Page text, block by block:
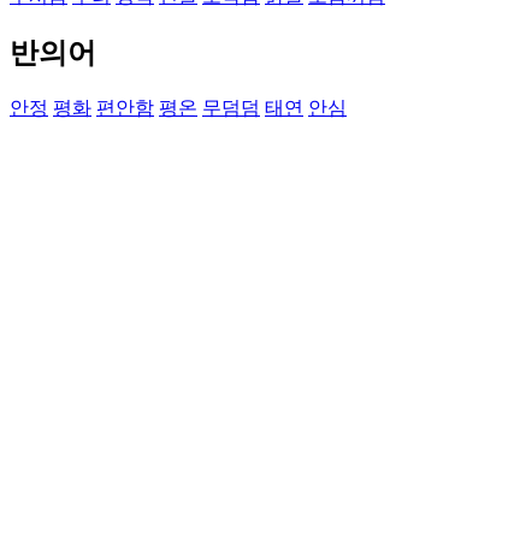
반의어
안정 평화 편안함 평온 무덤덤 태연 안심